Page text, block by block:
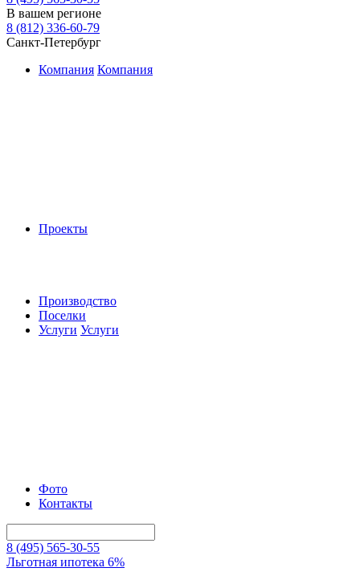
В вашем регионе
8 (812) 336-60-79
Санкт-Петербург
Компания Компания
Проекты
Производство
Поселки
Услуги Услуги
Фото
Контакты
8 (495) 565-30-55
Льготная ипотека 6%